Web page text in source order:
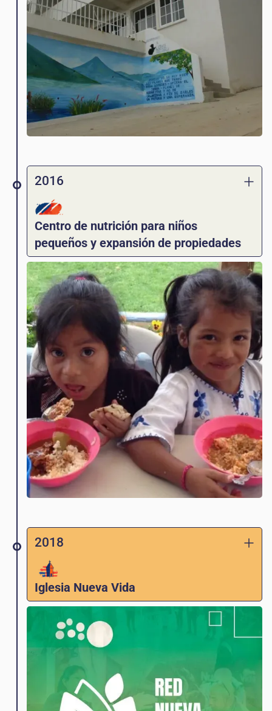
comienza la Escuela de Inglés.
2016
Centro de nutrición para niños
pequeños y expansión de propiedades
Love Guatemala se involucra con las
familias jóvenes de la comunidad al
proporcionar comidas nutritivas para los
niños pequeños dos veces por semana. La
propiedad adyacente a la escuela se compra
para dejar espacio para el crecimiento
futuro.
2018
Iglesia Nueva Vida
Ben Kunkel y Carlos Lopez fundan la Iglesia
Nueva Vida (Iglesia Nueva Vida) en Love
Guatemala en asociación con New Life
Network como un medio para brindar apoyo
espiritual adicional a los estudiantes de la
escuela y a la comunidad de Magdalena.